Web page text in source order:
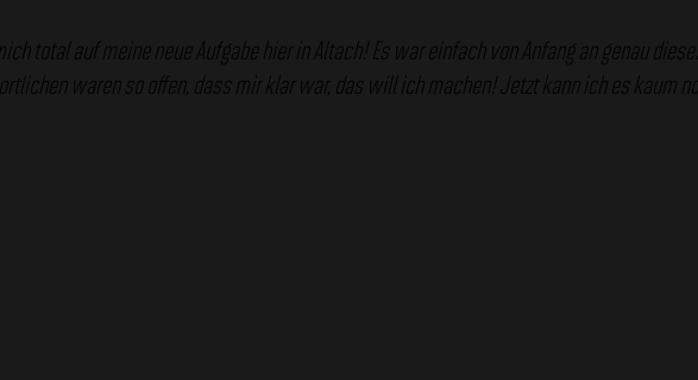
total auf meine neue Aufgabe hier in Altach! Es war einfach von Anfang an genau
waren so offen, dass mir klar war, das will ich machen! Jetzt kann ich es kaum